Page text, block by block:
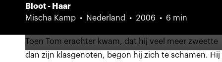
Bloot - Haar
Mischa Kamp
Nederland 2006 6 min
Toen Tom erachter kwam, dat hij veel meer zweette
dan zijn klasgenoten, begon hij zich te schamen. Hij